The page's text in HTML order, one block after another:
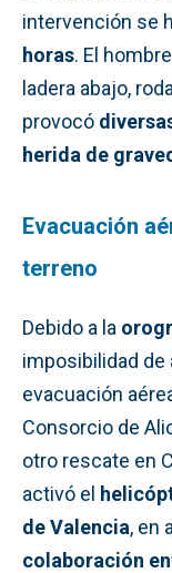
intervención se
horas. El
ladera abajo,
provocó
herida de
Evacuación
terreno
Debido a la
imposibilidad de
evacuación
Consorcio de
otro rescate en
activó el
de Valencia, en
colaboración